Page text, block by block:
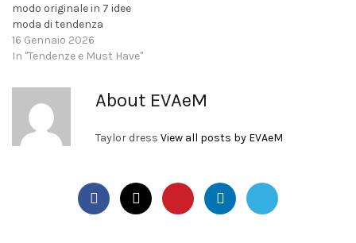
modo originale in 7 idee
moda di tendenza
16 Gennaio 2026
In "Tendenze e Must Have"
About EVAeM
Taylor dress View all posts by EVAeM